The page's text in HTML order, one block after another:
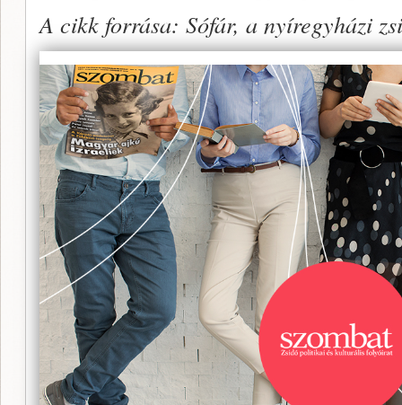
A cikk forrása: Sófár, a nyíregyházi